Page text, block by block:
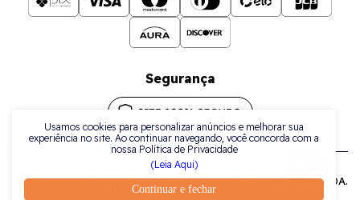
Continuar e fechar
Usamos cookies para personalizar anúncios e melhorar sua
experiência no site. Ao continuar navegando, você concorda com a
nossa Política de Privacidade
(Leia Aqui)
Segurança
Todos os direitos reservados a La Plata Comércio de Joias LTDA.
| CNPJ: 38.079.925/0001-42